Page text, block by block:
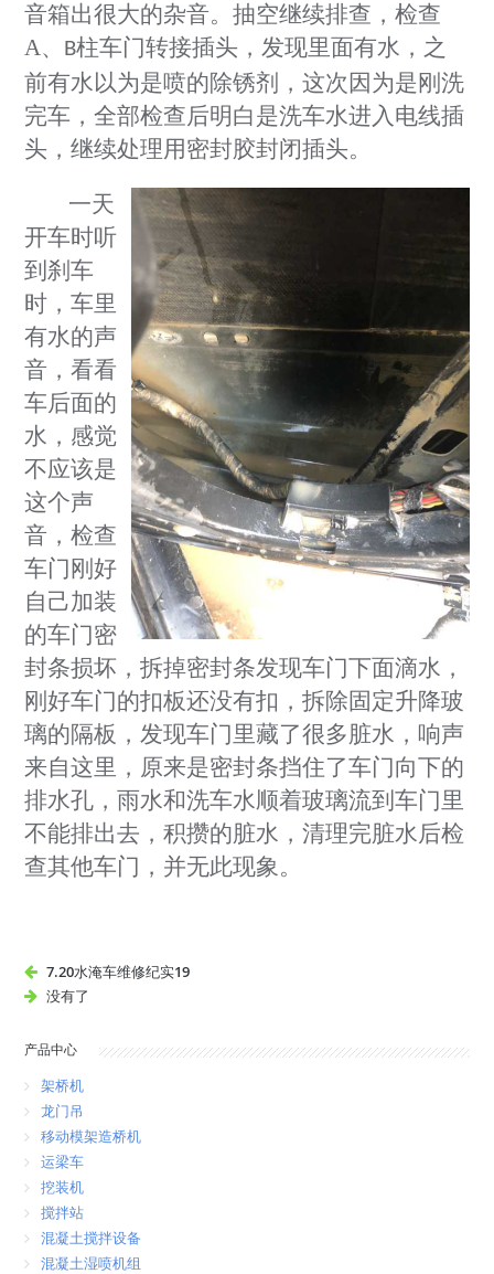
音箱出很大的杂音。抽空继续排查，检查
A、 B柱车门转接插头，发现里面有水，之
前有水以为是喷的除锈剂，这次因为是刚洗
完车，全部检查后明白是洗车水进入电线插
头，继续处理用密封胶封闭插头。
一天
开车时听
到刹车
时，车里
有水的声
音，看看
车后面的
水，感觉
不应该是
这个声
音，检查
车门刚好
自己加装
的车门密
封条损坏，拆掉密封条发现车门下面滴水，
刚好车门的扣板还没有扣，拆除固定升降玻
璃的隔板，发现车门里藏了很多脏水，响声
来自这里，原来是密封条挡住了车门向下的
排水孔，雨水和洗车水顺着玻璃流到车门里
不能排出去，积攒的脏水，清理完脏水后检
查其他车门，并无此现象。
7.20水淹车维修纪实19
没有了
产品中心
架桥机
龙门吊
移动模架造桥机
运梁车
挖装机
搅拌站
混凝土搅拌设备
混凝土湿喷机组